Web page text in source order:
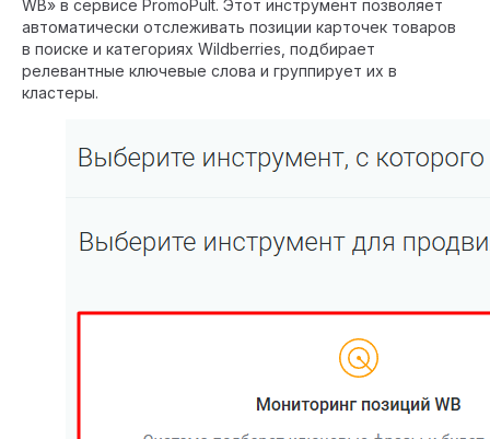
WB» в сервисе PromoPult. Этот инструмент позволяет
автоматически отслеживать позиции карточек товаров
в поиске и категориях Wildberries, подбирает
релевантные ключевые слова и группирует их в
кластеры.